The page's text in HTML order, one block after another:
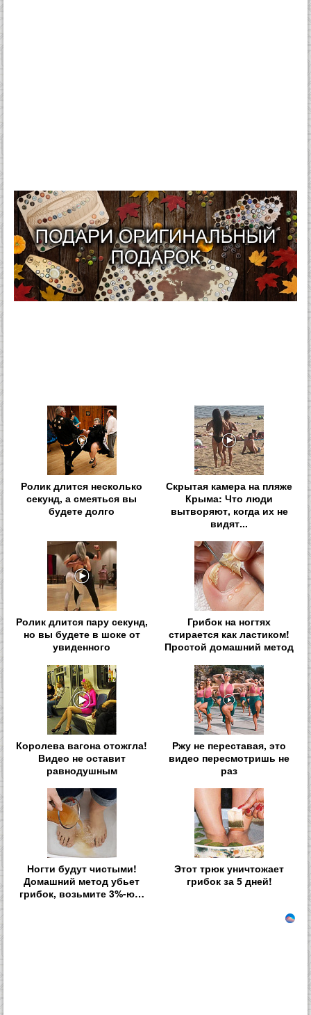
Ролик длится несколько
секунд, а смеяться вы
будете долго
Скрытая камера на пляже
Крыма: Что люди
вытворяют, когда их не
видят...
Ролик длится пару секунд,
но вы будете в шоке от
увиденного
Грибок на ногтях
стирается как ластиком!
Простой домашний метод
Королева вагона отожгла!
Видео не оставит
равнодушным
Ржу не переставая, это
видео пересмотришь не
раз
Ногти будут чистыми!
Домашний метод убьет
грибок, возьмите 3%-ю…
Этот трюк уничтожает
грибок за 5 дней!